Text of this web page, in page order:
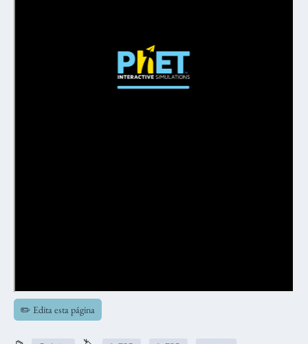
✏️ Edita esta página